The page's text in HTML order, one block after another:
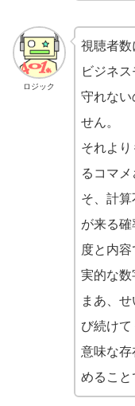
ロジック
視聴者数
ビジネ
守れない
せん。
それよ
るコマ
そ、計
が来る
度と内
実的な数
まあ、
び続け
意味な存
めること